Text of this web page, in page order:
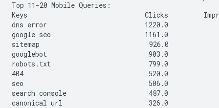
Top 11-20 Mobile Queries:
Keys                              Clicks
dns error                         1220.0
google seo                        1161.0
sitemap                            926.0
googlebot                          903.0
robots.txt                         799.0
404                                520.0
seo                                506.0
search console                     487.0
canonical url                      326.0